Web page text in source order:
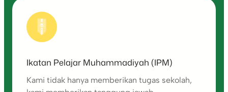
Ikatan Pelajar Muhammadiyah (IPM)
Kami tidak hanya memberikan tugas sekolah,